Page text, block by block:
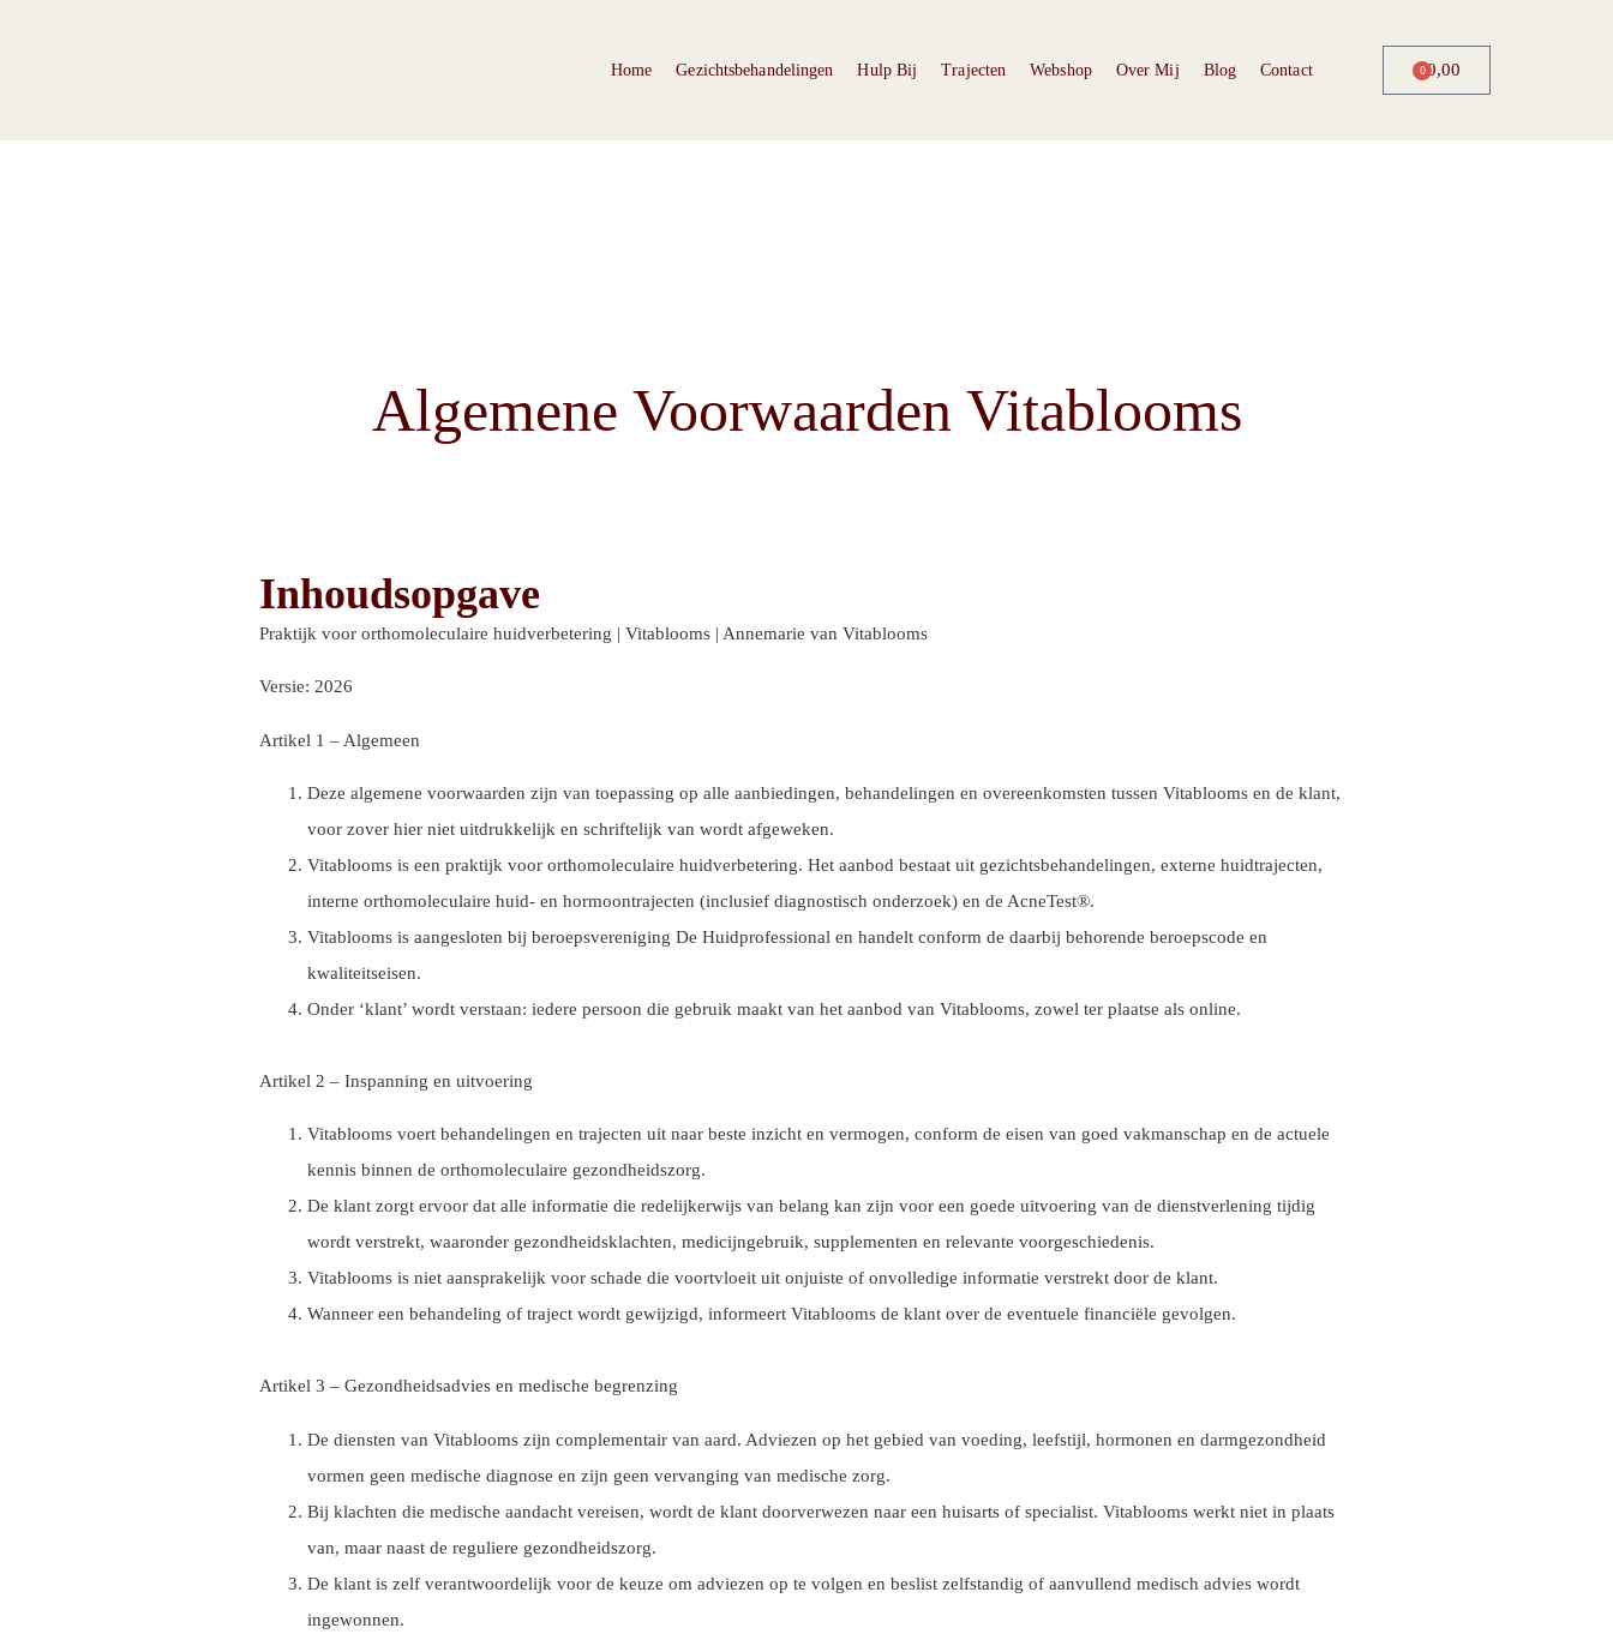
Home Gezichtsbehandelingen Hulp Bij Trajecten Webshop Over Mij Blog Contact €0,00
0
Algemene Voorwaarden Vitablooms
Inhoudsopgave
Praktijk voor orthomoleculaire huidverbetering | Vitablooms | Annemarie van Vitablooms
Versie: 2026
Artikel 1 – Algemeen
Deze algemene voorwaarden zijn van toepassing op alle aanbiedingen, behandelingen en overeenkomsten tussen Vitablooms en de klant,
voor zover hier niet uitdrukkelijk en schriftelijk van wordt afgeweken.
Vitablooms is een praktijk voor orthomoleculaire huidverbetering. Het aanbod bestaat uit gezichtsbehandelingen, externe huidtrajecten,
interne orthomoleculaire huid- en hormoontrajecten (inclusief diagnostisch onderzoek) en de AcneTest®.
Vitablooms is aangesloten bij beroepsvereniging De Huidprofessional en handelt conform de daarbij behorende beroepscode en
kwaliteitseisen.
Onder ‘klant’ wordt verstaan: iedere persoon die gebruik maakt van het aanbod van Vitablooms, zowel ter plaatse als online.
Artikel 2 – Inspanning en uitvoering
Vitablooms voert behandelingen en trajecten uit naar beste inzicht en vermogen, conform de eisen van goed vakmanschap en de actuele
kennis binnen de orthomoleculaire gezondheidszorg.
De klant zorgt ervoor dat alle informatie die redelijkerwijs van belang kan zijn voor een goede uitvoering van de dienstverlening tijdig
wordt verstrekt, waaronder gezondheidsklachten, medicijngebruik, supplementen en relevante voorgeschiedenis.
Vitablooms is niet aansprakelijk voor schade die voortvloeit uit onjuiste of onvolledige informatie verstrekt door de klant.
Wanneer een behandeling of traject wordt gewijzigd, informeert Vitablooms de klant over de eventuele financiële gevolgen.
Artikel 3 – Gezondheidsadvies en medische begrenzing
De diensten van Vitablooms zijn complementair van aard. Adviezen op het gebied van voeding, leefstijl, hormonen en darmgezondheid
vormen geen medische diagnose en zijn geen vervanging van medische zorg.
Bij klachten die medische aandacht vereisen, wordt de klant doorverwezen naar een huisarts of specialist. Vitablooms werkt niet in plaats
van, maar naast de reguliere gezondheidszorg.
De klant is zelf verantwoordelijk voor de keuze om adviezen op te volgen en beslist zelfstandig of aanvullend medisch advies wordt
ingewonnen.